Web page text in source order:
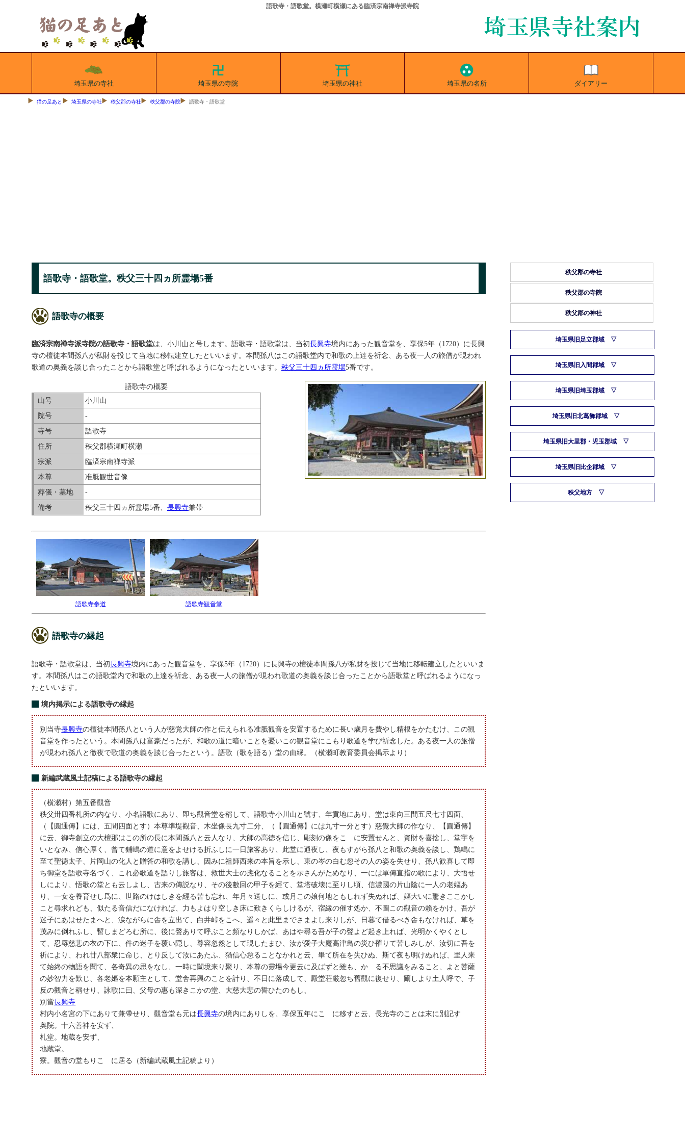
語歌寺・語歌堂。横瀬町横瀬にある臨済宗南禅寺派寺院
埼玉県の寺社 埼玉県の寺院 埼玉県の神社 埼玉県の名所 ダイアリー
猫の足あと 埼玉県の寺社 秩父郡の寺社 秩父郡の寺院 語歌寺・語歌堂
語歌寺・語歌堂。秩父三十四ヵ所霊場5番
語歌寺の概要
臨済宗南禅寺派寺院の語歌寺・語歌堂は、小川山と号します。語歌寺・語歌堂は、当初長興寺境内にあった観音堂を、享保5年（1720）に長興
寺の檀徒本間孫八が私財を投じて当地に移転建立したといいます。本間孫八はこの語歌堂内で和歌の上達を祈念、ある夜一人の旅僧が現われ
歌道の奥義を談じ合ったことから語歌堂と呼ばれるようになったといいます。 秩父三十四ヵ所霊場5番です。
語歌寺の概要
山号
小川山
院号
-
寺号
語歌寺
住所
秩父郡横瀬町横瀬
宗派
臨済宗南禅寺派
本尊
准胝観世音像
葬儀・墓地
-
備考
秩父三十四ヵ所霊場5番、 長興寺兼帯
語歌寺参道 語歌寺観音堂
語歌寺の縁起
語歌寺・語歌堂は、当初長興寺境内にあった観音堂を、享保5年（1720）に長興寺の檀徒本間孫八が私財を投じて当地に移転建立したといいま
す。本間孫八はこの語歌堂内で和歌の上達を祈念、ある夜一人の旅僧が現われ歌道の奥義を談じ合ったことから語歌堂と呼ばれるようになっ
たといいます。
境内掲示による語歌寺の縁起
別当寺長興寺の檀徒本間孫八という人が慈覚大師の作と伝えられる准胝観音を安置するために長い歳月を費やし精根をかたむけ、この観
音堂を作ったという。本間孫八は富豪だったが、和歌の道に暗いことを憂いこの観音堂にこもり歌道を学び祈念した。ある夜一人の旅僧
が現われ孫八と徹夜で歌道の奥義を談じ合ったという。語歌（歌を語る）堂の由縁。（横瀬町教育委員会掲示より）
新編武蔵風土記稿による語歌寺の縁起
（横瀬村）第五番觀音
秩父卅四番札所の内なり、小名語歌にあり、即ち觀音堂を稱して、語歌寺小川山と號す、年貢地にあり、堂は東向三間五尺七寸四面、
（【圓通傳】には、五間四面とす）本尊準堤觀音、木坐像長九寸二分、（【圓通傳】には九寸一分とす）慈覺大師の作なり、【圓通傳】
に云、御寺創立の大檀那はこの所の長に本間孫八と云人なり、大師の高徳を信じ、彫刻の像をこゝに安置せんと、資財を喜捨し、堂宇を
いとなみ、信心厚く、曾て鋪嶋の道に意をよせける折ふしに一日旅客あり、此堂に通夜し、夜もすがら孫八と和歌の奥義を談し、鶏鳴に
至て聖徳太子、片岡山の化人と贈答の和歌を講し、因みに祖師西来の本旨を示し、東の岑の白む忽その人の姿を失せり、孫八歓喜して即
ち御堂を語歌寺名づく、これ必歌道を語りし旅客は、救世大士の應化なることを示さんがためなり、一には單傳直指の歌により、大悟せ
しにより、悟歌の堂とも云しよし、古来の傳説なり、その後數回の甲子を經て、堂塔破壊に至りし頃、信濃國の片山陰に一人の老嫗あ
り、一女を養育せし爲に、世路のけはしきを經る苦も忘れ、年月々送しに、或月この娘何地ともしれず失ぬれば、嫗大いに驚きここかし
こと尋求れども、似たる音信だになければ、力もよはり空しき床に歎きくらしけるが、宿縁の催す処か、不圖この觀音の賴をかけ、吾が
迷子にあはせたまへと、涙ながらに舎を立出て、白井峠をこへ、遥々と此里までさまよし来りしが、日暮て借るべき舎もなければ、草を
茂みに倒れふし、暫しまどろむ所に、後に聲ありて呼ぶこと頻なりしかば、あはや尋る吾が子の聲よど起き上れば、光明かくやくとし
て、忍辱慈悲の衣の下に、件の迷子を覆い隠し、尊容忽然として現したまひ、汝が愛子大魔高津鳥の災ひ罹りて苦しみしが、汝切に吾を
祈により、われ廿八部衆に命じ、とり反して汝にあたふ、猶信心怠ることなかれと云、畢て所在を失ひぬ、斯て夜も明けぬれば、里人来
て始終の物語を聞て、各奇異の思をなし、一時に闔境来り聚り、本尊の靈場今更云に及ばずと雖も、かゝる不思議をみること、よと菩薩
の妙智力を歎じ、各老嫗を本願主として、堂舎再興のことを計り、不日に落成して、殿堂荘厳忽ち舊觀に復せり、爾しより土人呼で、子
反の觀音と稱せり、詠歌に曰、父母の惠も深きこかの堂、大慈大悲の誓ひたのもし、
別當長興寺
村内小名宮の下にありて兼帶せり、觀音堂も元は長興寺の境内にありしを、享保五年にこゝに移すと云、長光寺のことは末に別記す
奥院。十六善神を安ず、
札堂。地蔵を安ず、
地蔵堂。
寮。觀音の堂もりこゝに居る（新編武蔵風土記稿より）
秩父郡の寺社
秩父郡の寺院
秩父郡の神社
埼玉県旧足立郡域
埼玉県旧入間郡域
埼玉県旧埼玉郡域
埼玉県旧北葛飾郡域
埼玉県旧大里郡・児玉郡域
埼玉県旧比企郡域
秩父地方